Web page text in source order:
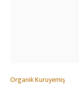
Organik Kuruyemiş